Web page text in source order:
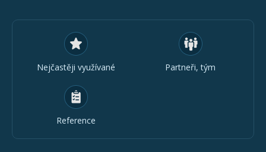
Nejčastěji využívané Partneři, tým
Reference